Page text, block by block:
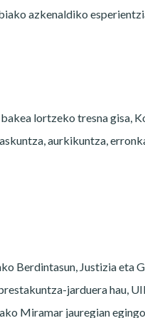
azkenaldiko
lortzeko tresna gisa,
aurkikuntza,
Berdintasun, Justizia eta
jarduera hau,
Miramar jauregian